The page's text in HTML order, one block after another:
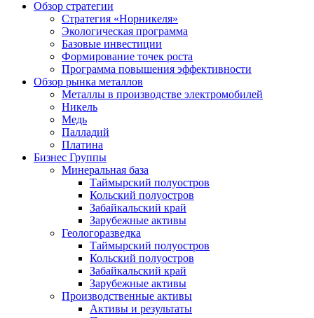
Обзор стратегии
Стратегия «Норникеля»
Экологическая программа
Базовые инвестиции
Формирование точек роста
Программа повышения эффективности
Обзор рынка металлов
Металлы в производстве электромобилей
Никель
Медь
Палладий
Платина
Бизнес Группы
Минеральная база
Таймырский полуостров
Кольский полуостров
Забайкальский край
Зарубежные активы
Геологоразведка
Таймырский полуостров
Кольский полуостров
Забайкальский край
Зарубежные активы
Производственные активы
Активы и результаты